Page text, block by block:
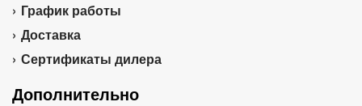
График работы
Доставка
Сертификаты дилера
Дополнительно